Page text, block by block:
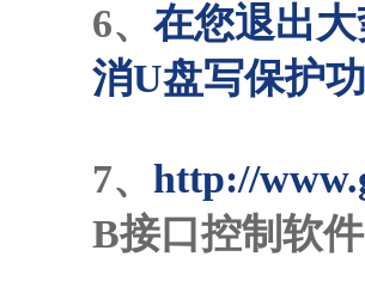
6、 在您退出
消U盘写保护
7、 http://
B接口控制软